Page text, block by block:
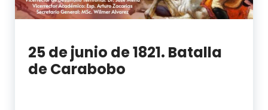
25 de junio de 1821. Batalla
de Carabobo